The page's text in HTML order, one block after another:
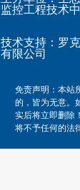
监控工程技术
技术支持： 罗
有限公司
免责声明：本站
的，皆为无意。
实后将立即删除
将不予任何的法